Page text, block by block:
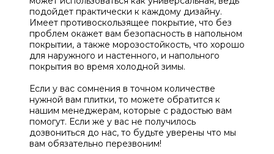
подойдет практически к каждому дизайну.
Имеет противоскользящее покрытие, что без
проблем окажет вам безопасность в напольном
покрытии, а также морозостойкость, что хорошо
для наружного и настенного, и напольного
покрытия во время холодной зимы.
Если у вас сомнения в точном количестве
нужной вам плитки, то можете обратится к
нашим менеджерам, которые с радостью вам
помогут. Если же у вас не получилось
дозвониться до нас, то будьте уверены что мы
вам обязательно перезвоним!